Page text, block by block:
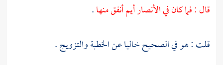
قال : فما كان فيالأنصارأيم أنفق منها.
قلت : هو في الصحيح خاليا عن الخطبة والتزويج .